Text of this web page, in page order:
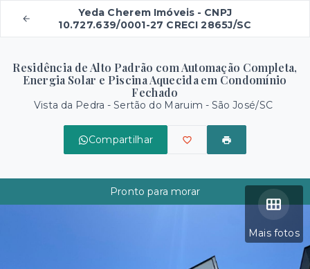
Yeda Cherem Imóveis - CNPJ
10.727.639/0001-27 CRECI 2865J/SC
Residência de Alto Padrão com Automação Completa,
Energia Solar e Piscina Aquecida em Condomínio
Fechado
Vista da Pedra - Sertão do Maruim - São José/SC
Compartilhar
Mais fotos
Pronto para morar